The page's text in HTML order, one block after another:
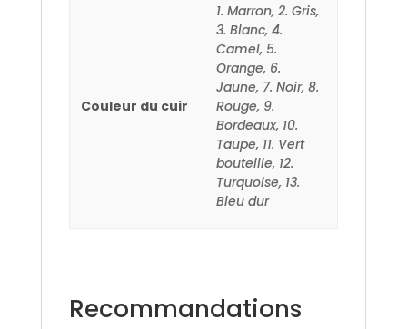
Couleur du cuir
1. Marron, 2. Gris,
3. Blanc, 4.
Camel, 5.
Orange, 6.
Jaune, 7. Noir, 8.
Rouge, 9.
Bordeaux, 10.
Taupe, 11. Vert
bouteille, 12.
Turquoise, 13.
Bleu dur
Recommandations